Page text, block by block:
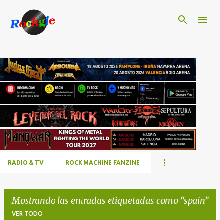
RADIO & TV ROCK MACHINE FANZINE
Mostrando las entradas etiquetadas como spain
VER TODO